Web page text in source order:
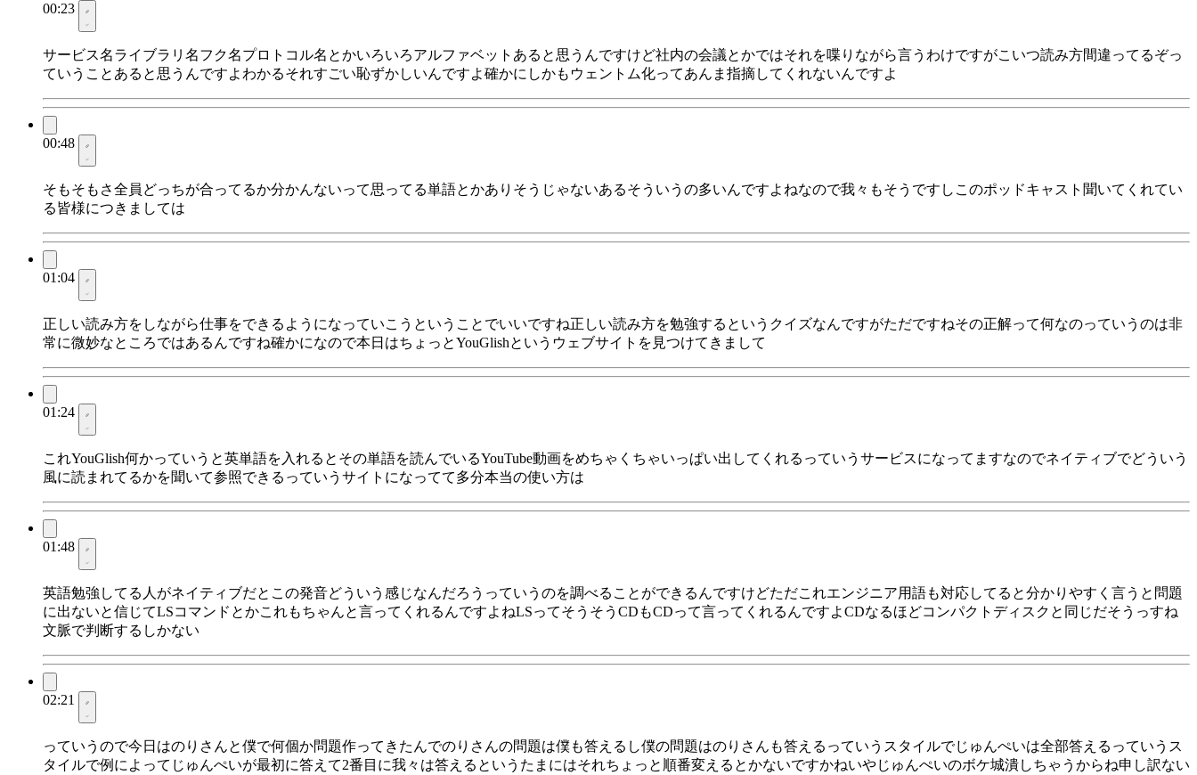
00:23
サービス名ライブラリ名フク名プロトコル名とかいろいろアルファベットあると思うんですけど社内の会議とかではそれを喋りながら言うわけですがこいつ読み方間違ってるぞっ
ていうことあると思うんですよわかるそれすごい恥ずかしいんですよ確かにしかもウェントム化ってあんま指摘してくれないんですよ
00:48
そもそもさ全員どっちが合ってるか分かんないって思ってる単語とかありそうじゃないあるそういうの多いんですよねなので我々もそうですしこのポッドキャスト聞いてくれてい
る皆様につきましては
01:04
正しい読み方をしながら仕事をできるようになっていこうということでいいですね正しい読み方を勉強するというクイズなんですがただですねその正解って何なのっていうのは非
常に微妙なところではあるんですね確かになので本日はちょっとYouGlishというウェブサイトを見つけてきまして
01:24
これYouGlish何かっていうと英単語を入れるとその単語を読んでいるYouTube動画をめちゃくちゃいっぱい出してくれるっていうサービスになってますなのでネイティブでどういう
風に読まれてるかを聞いて参照できるっていうサイトになってて多分本当の使い方は
01:48
英語勉強してる人がネイティブだとこの発音どういう感じなんだろうっていうのを調べることができるんですけどただこれエンジニア用語も対応してると分かりやすく言うと問題
に出ないと信じてLSコマンドとかこれもちゃんと言ってくれるんですよねLSってそうそうCDもCDって言ってくれるんですよCDなるほどコンパクトディスクと同じだそうっすね
文脈で判断するしかない
02:21
っていうので今日はのりさんと僕で何個か問題作ってきたんでのりさんの問題は僕も答えるし僕の問題はのりさんも答えるっていうスタイルでじゅんぺいは全部答えるっていうス
タイルで例によってじゅんぺいが最初に答えて2番目に我々は答えるというたまにはそれちょっと順番変えるとかないですかねいやじゅんぺいのボケ城潰しちゃうからね申し訳ない